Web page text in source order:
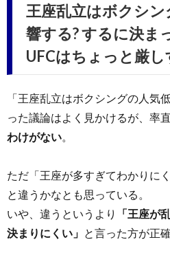
王座乱立はボクシ
響する? するに決ま
UFCはちょっと厳
「王座乱立はボクシングの人気
った議論はよく見かけるが、率
わけがない
ただ「王座が多すぎてわかりに
と違うかなとも思っている。
いや、違うというより
「王座が
決まりにくい」 と言った方が正確